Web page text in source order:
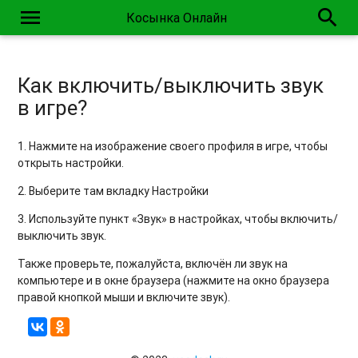
menu
Почему в игре есть реклама? / Реклама мешает
Косынка Онлайн search
Как включить/выключить звук
в игре?
1. Нажмите на изображение своего профиля в игре, чтобы
открыть настройки.
2. Выберите там вкладку Настройки
3. Используйте пункт «Звук» в настройках, чтобы включить/
выключить звук.
Также проверьте, пожалуйста, включён ли звук на
компьютере и в окне браузера (нажмите на окно браузера
правой кнопкой мыши и включите звук).